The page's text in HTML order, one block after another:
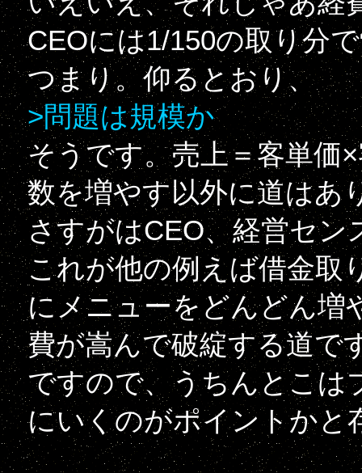
CEOには1/150の取り分
つまり。仰るとおり、
>問題は規模か
そうです。売上＝客単価
数を増やす以外に道はあ
さすがはCEO、経営セン
これが他の例えば借金取
にメニューをどんどん増
費が嵩んで破綻する道で
ですので、うちんとこは
にいくのがポイントかと